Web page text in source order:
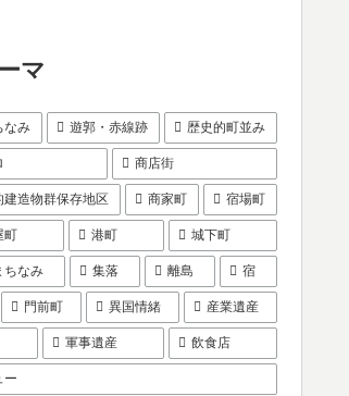
マ
なみ 遊郭・赤線跡 歴史的町並み
商店街
建造物群保存地区 商家町 宿場町
町 港町 城下町
ちなみ 集落 離島 宿
門前町 異国情緒 産業遺産
軍事遺産 飲食店
ー